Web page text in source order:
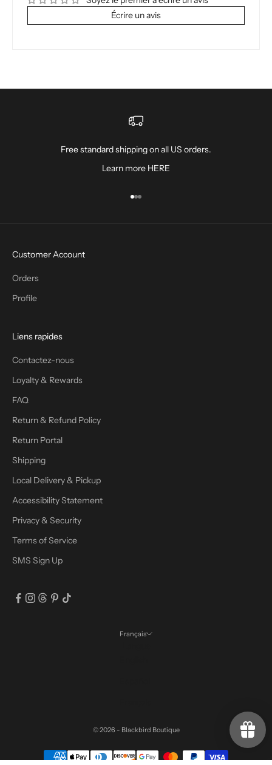
Écrire un avis
Free standard shipping on all US orders.
Learn more HERE
Aller à l'élément 1
Aller à l'élément 2
Aller à l'élément 3
Customer Account
Orders
Profile
Liens rapides
Contactez-nous
Loyalty & Rewards
FAQ
Return & Refund Policy
Return Portal
Shipping
Local Delivery & Pickup
Accessibility Statement
Privacy & Security
Terms of Service
SMS Sign Up
Français
© 2026 - Blackbird Boutique